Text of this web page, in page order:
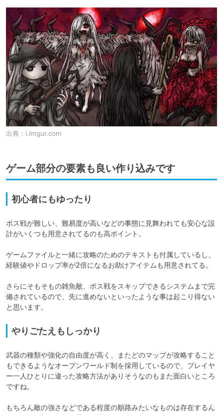
出典： i.imgur.com
ゲーム部分の要素も良い作り込みです
初心者にもゆったり
ボス戦が難しい、難易度が高いなどの事態に見舞われても安心な設
計がいくつも用意されてるのも高ポイント。
ゲームファイルと一緒に攻略のためのテキストも付属しているし、
経験値やドロップ率が2倍になるお助けアイテムも用意されてる。
さらにそもそもの雑魚敵、ボス戦をスキップできるシステムまで完
備されているので、先に進めないといったような事は起こり得ない
やりごたえもしっかり
武器の種類や強化の自由度が高く、またどのマップが攻略すること
もできるようなオープンワールド制を採用しているので、プレイヤ
ー一人ひとりに違った攻略方法がありそうなのもまた面白いところ
ですね。
もちろん敵の強さなどである程度の順路みたいなものは存在するん